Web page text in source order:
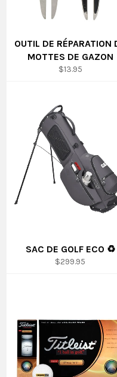
OUTIL DE RÉPARATION
MOTTES DE GAZON
Prix
$13.95
SAC DE GOLF ECO ♻
Prix
$299.95